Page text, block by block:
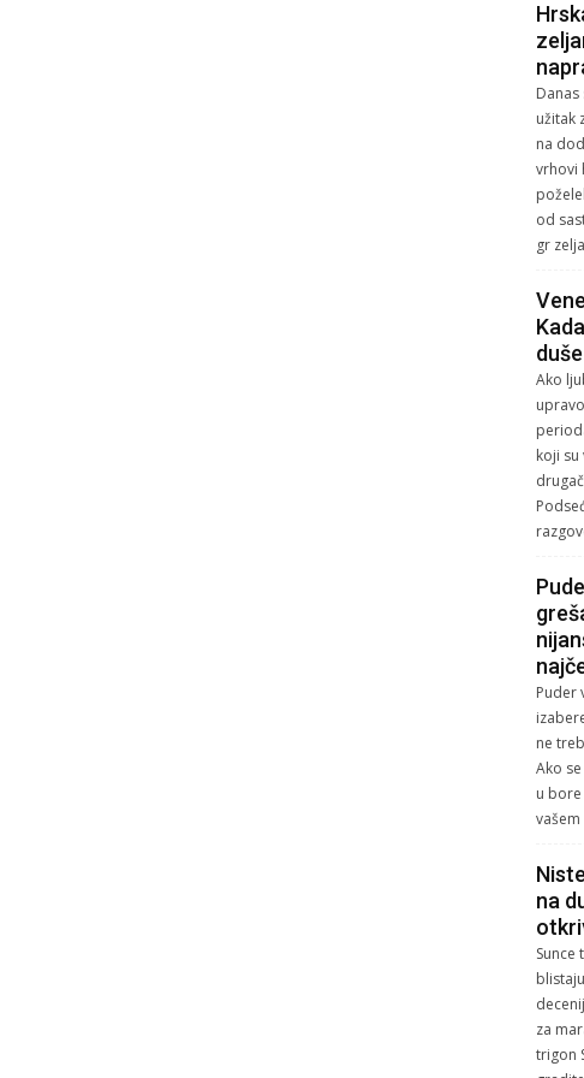
užitak
na
vrhovi
od
gr
duše
Ako
koji
Puder
ne
Ako
u
na
za
trigon